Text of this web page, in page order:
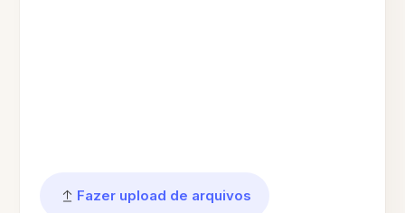
Fazer upload de arquivos